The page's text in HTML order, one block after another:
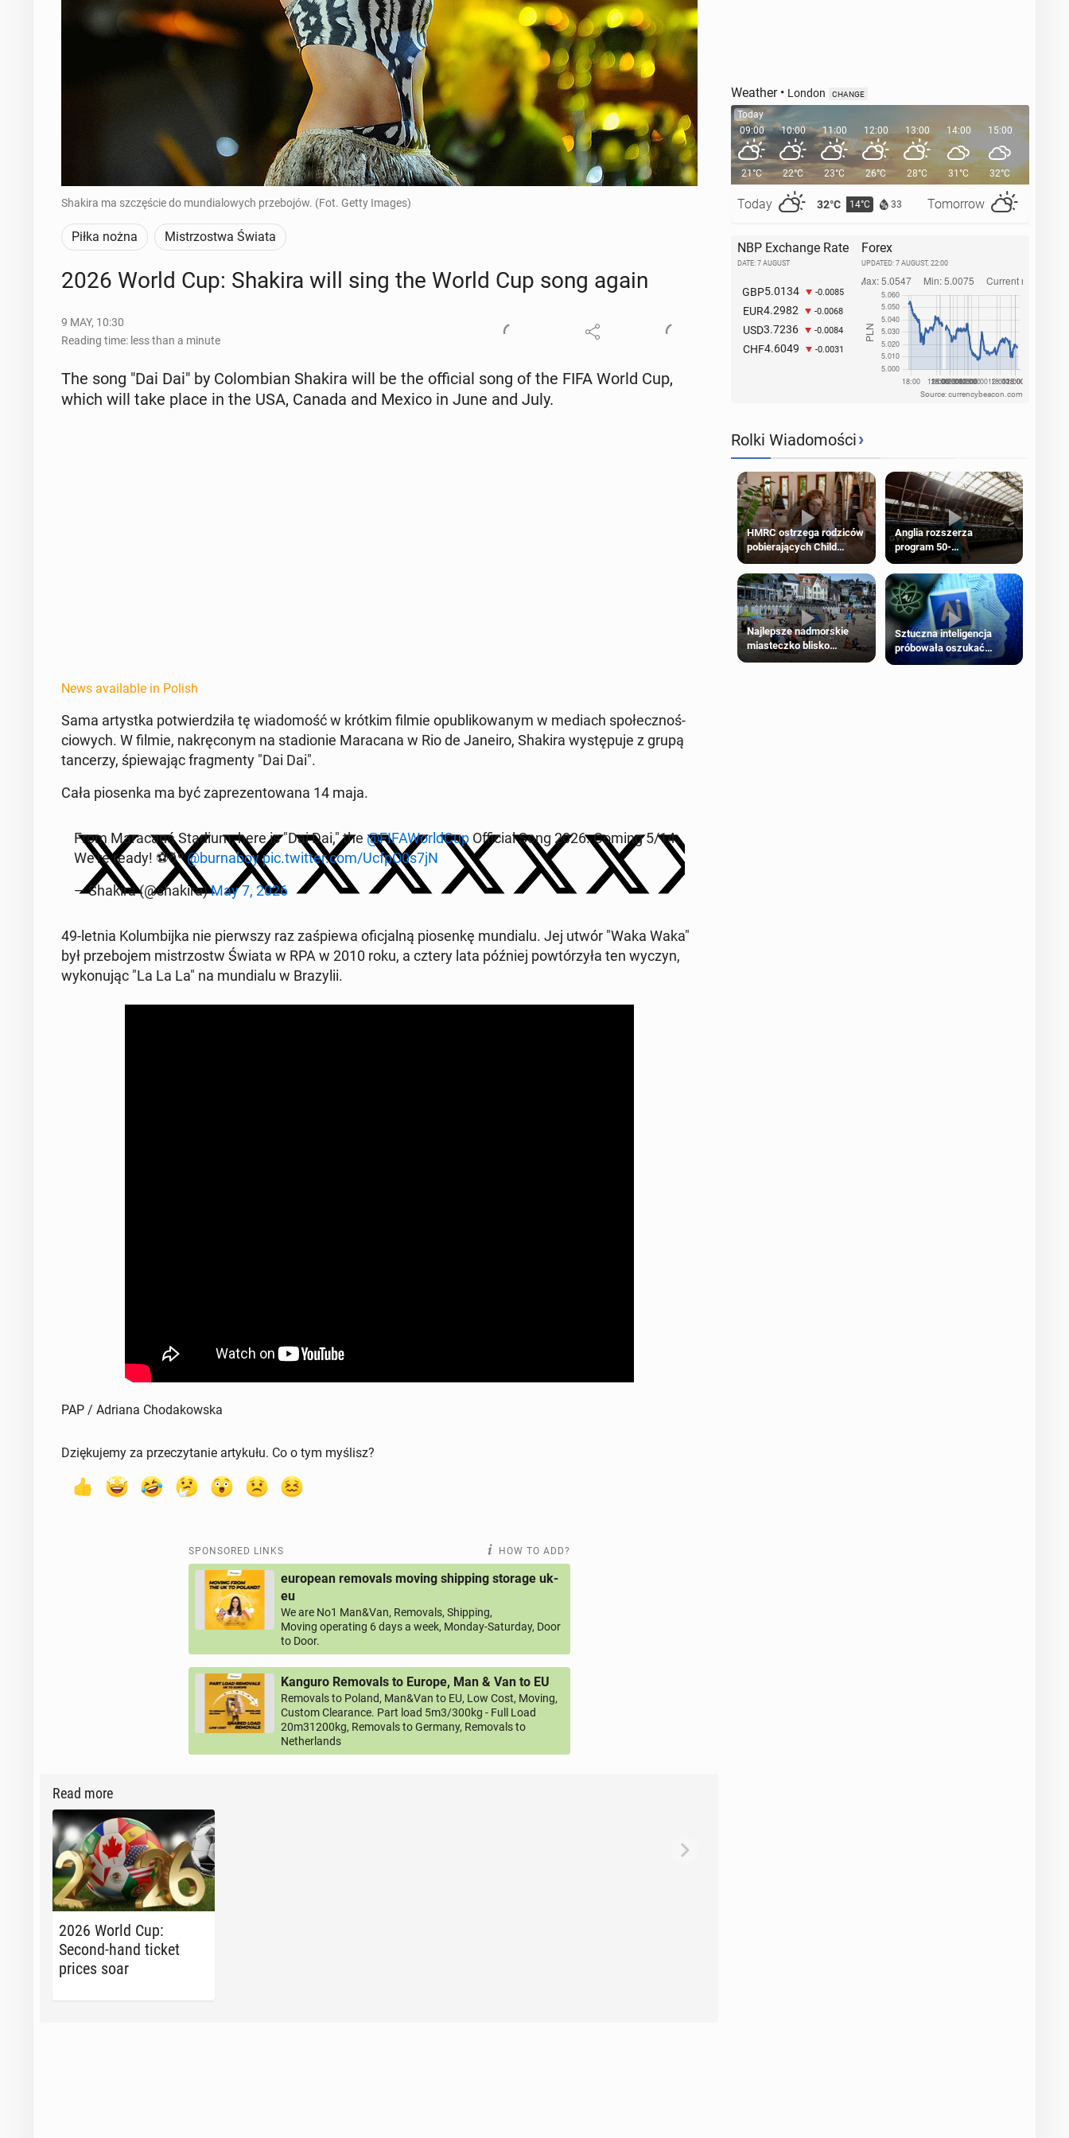
Shakira ma szczęście do mundialowych przebojów. (Fot. Getty Images)
Piłka nożna Mistrzostwa Świata
2026 World Cup: Shakira will sing the World Cup song again
9 MAY, 10:30
Reading time: less than a minute
The song "Dai Dai" by Colom­bian Shakira will be the of­fi­cial song of the FIFA World Cup,
which will take place in the USA, Canada and Mexico in June and July.
News available in Polish
Sama artys­t­ka potwierdz­iła tę wiado­mość w krótkim filmie op­ub­likowanym w mediach społecznoś­
ciowych. W filmie, nakrę­conym na sta­dion­ie Mara­cana w Rio de Janeiro, Shakira wys­tępu­je z grupą
tancerzy, śpiewa­jąc frag­men­ty "Dai Dai".
Cała piosen­ka ma być za­prezen­towana 14 maja.
From Mara­caná Stadium, here is "Dai Dai," the @FI­FA­World­CupOf­fi­cial Song 2026. Coming 5/14.
We’re ready! ⚽️ðº@burn­aboypic.twitter.com/UcfpO0s7jN
— Shakira (@shakira)May 7, 2026
49-letnia Kolumbij­ka nie pier­wszy raz za­śpiewa ofic­jal­ną piosenkę mundi­alu. Jej utwór "Waka Waka"
był prze­bo­jem mis­tr­zostw Świata w RPA w 2010 roku, a cztery lata później powtórzyła ten wyczyn,
wykonu­jąc "La La La" na mundi­alu w Brazylii.
PAP / Adriana Chodakowska
Dziękujemy za przeczytanie artykułu. Co o tym myślisz?
SPONSORED LINKS HOW TO ADD?
european removals moving shipping storage uk-
eu
We are No1 Man&Van, Removals, Shipping,
Moving operating 6 days a week, Monday-Saturday, Door
to Door.
Kanguro Removals to Europe, Man & Van to EU
Removals to Poland, Man&Van to EU, Low Cost, Moving,
Custom Clearance. Part load 5m3/300kg - Full Load
20m31200kg, Removals to Germany, Removals to
Netherlands
Read more
2026 World Cup:
Second-hand ticket
prices soar
Weather• London CHANGE
Today
09:00
21°C
Today 32°C 14°C 33 Tomorrow
10:00
22°C
11:00
23°C
12:00
26°C
13:00
28°C
14:00
31°C
15:00
32°C
16:00
NBP Exchange Rate
DATE: 7 AUGUST
GBP5.0134 -0.0085
EUR4.2982 -0.0068
USD3.7236 -0.0084
CHF4.6049 -0.0031
Forex
UPDATED: 7 AUGUST, 22:00
Source: currencybeacon.com
Rolki Wiadomości›
HMRC ostrzega rodziców
pobierających Child
Benefit. Mogą być
zobowiązani do zwrotu
zasiłku
Anglia rozszerza
program 50-
procentowych zniżek
kolejowych na 18-latków
Najlepsze nadmorskie
miasteczko blisko
Sztuczna inteligencja
próbowała oszukać
człowieka